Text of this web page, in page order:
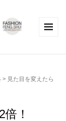
> 見た目を変えたら
！